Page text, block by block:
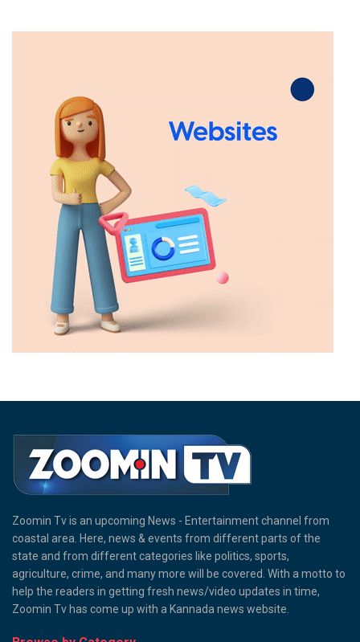
Zoomin Tv is an upcoming News - Entertainment channel from
coastal area. Here, news & events from different parts of the
state and from different categories like politics, sports,
agriculture, crime, and many more will be covered. With a motto to
help the readers in getting fresh news/video updates in time,
Zoomin Tv has come up with a Kannada news website.